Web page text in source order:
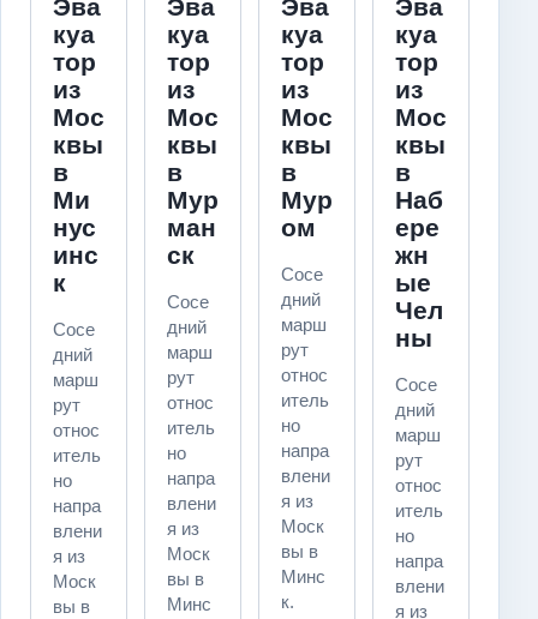
Эва
куа
тор
из
Мос
квы
в
Ми
нус
инс
к
Сосе
дний
марш
рут
относ
итель
но
напра
влени
я из
Моск
вы в
Эва
куа
тор
из
Мос
квы
в
Мур
ман
ск
Сосе
дний
марш
рут
относ
итель
но
напра
влени
я из
Моск
вы в
Минс
Эва
куа
тор
из
Мос
квы
в
Мур
ом
Сосе
дний
марш
рут
относ
итель
но
напра
влени
я из
Моск
вы в
Минс
к.
Эва
куа
тор
из
Мос
квы
в
Наб
ере
жн
ые
Чел
ны
Сосе
дний
марш
рут
относ
итель
но
напра
влени
я из